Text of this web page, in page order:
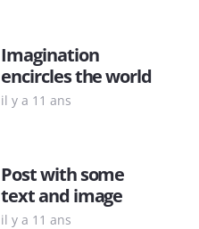
Imagination
encircles the world
il y a 11 ans
Post with some
text and image
il y a 11 ans